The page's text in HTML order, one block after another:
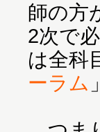
師の方
2次で
は全科
ーラム